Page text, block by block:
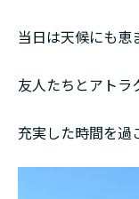
当日は天候にも恵
友人たちとアトラ
充実した時間を過